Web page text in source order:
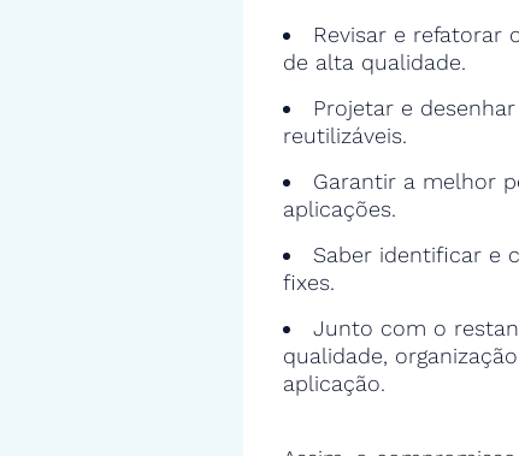
Revisar e refatorar
de alta qualidade.
Projetar e
reutilizáveis.
Garantir a melhor
aplicações.
Saber identificar e
fixes.
Junto com o
qualidade,
aplicação.